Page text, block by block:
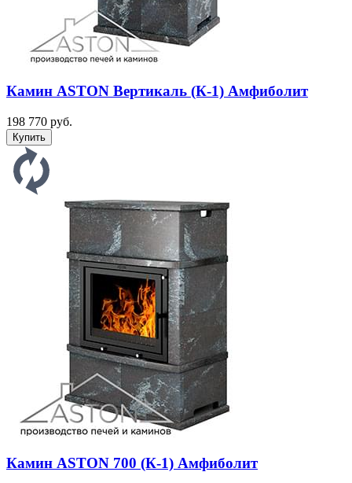
Камин ASTON Вертикаль (К-1) Амфиболит
198 770 руб.
Камин ASTON 700 (К-1) Амфиболит